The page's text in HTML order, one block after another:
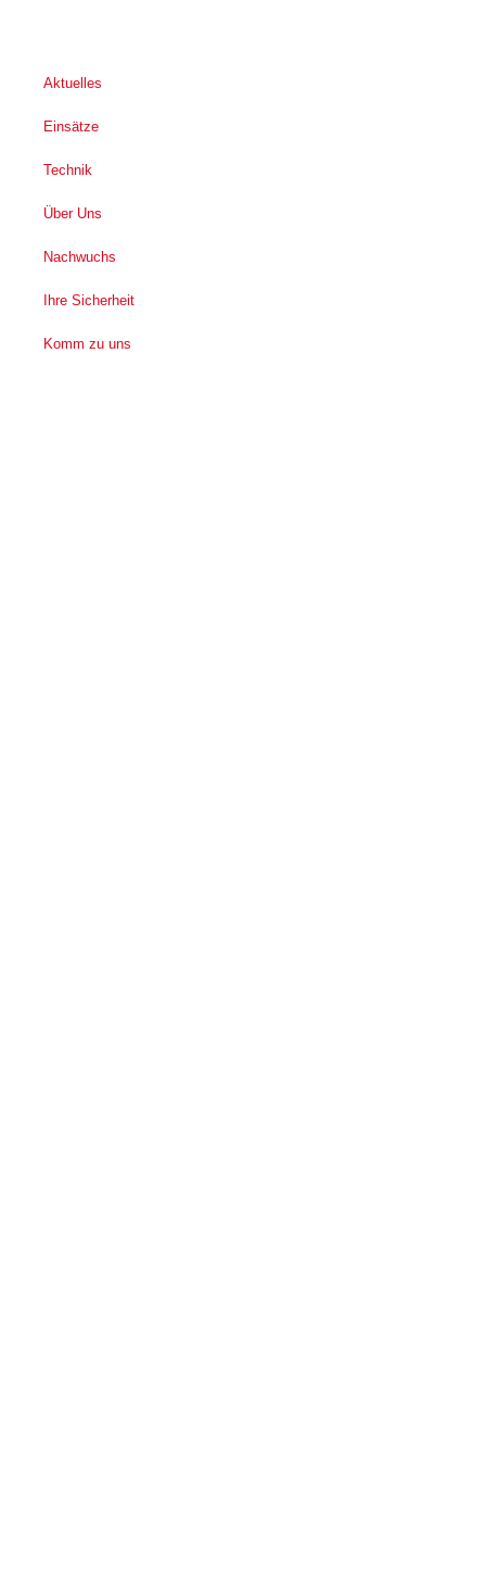
Aktuelles
Einsätze
Technik
Über Uns
Nachwuchs
Ihre Sicherheit
Komm zu uns